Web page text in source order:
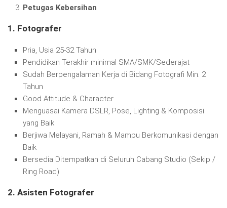
Petugas Kebersihan
1. Fotografer
Pria, Usia 25-32 Tahun
Pendidikan Terakhir minimal SMA/SMK/Sederajat
Sudah Berpengalaman Kerja di Bidang Fotografi Min. 2
Tahun
Good Attitude & Character
Menguasai Kamera DSLR, Pose, Lighting & Komposisi
yang Baik
Berjiwa Melayani, Ramah & Mampu Berkomunikasi dengan
Baik
Bersedia Ditempatkan di Seluruh Cabang Studio (Sekip /
Ring Road)
2. Asisten Fotografer